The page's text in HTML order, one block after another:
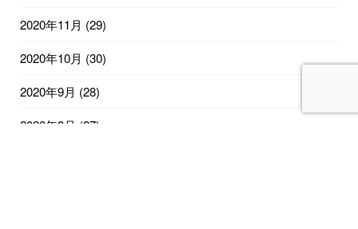
2020年11月 (29)
2020年10月 (30)
2020年9月 (28)
2020年8月 (27)